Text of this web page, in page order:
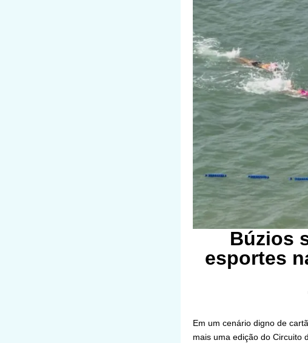
Búzios
esportes
Em um cenário digno de
mais uma edição do Circuito